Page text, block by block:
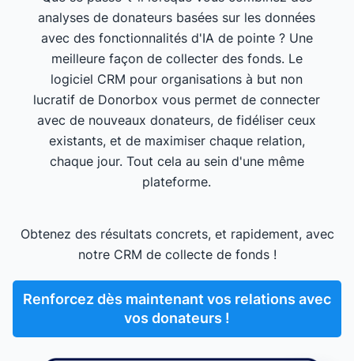
analyses de donateurs basées sur les données
avec des fonctionnalités d'IA de pointe ? Une
meilleure façon de collecter des fonds. Le
logiciel CRM pour organisations à but non
lucratif de Donorbox vous permet de connecter
avec de nouveaux donateurs, de fidéliser ceux
existants, et de maximiser chaque relation,
chaque jour. Tout cela au sein d'une même
plateforme.
Obtenez des résultats concrets, et rapidement, avec
notre CRM de collecte de fonds !
Renforcez dès maintenant vos relations avec
vos donateurs !